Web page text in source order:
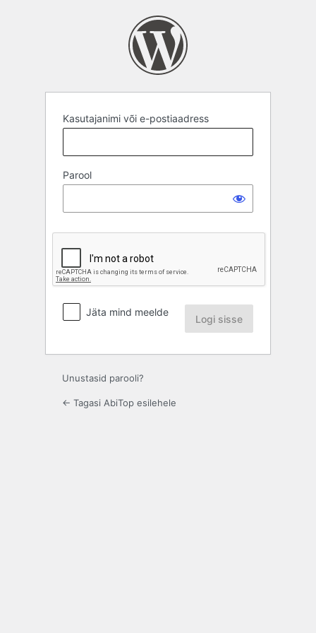
Kasutajanimi või e-postiaadress
Parool
Jäta mind meelde
Unustasid parooli?
← Tagasi AbiTop esilehele